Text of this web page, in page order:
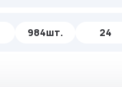
984шт. 24